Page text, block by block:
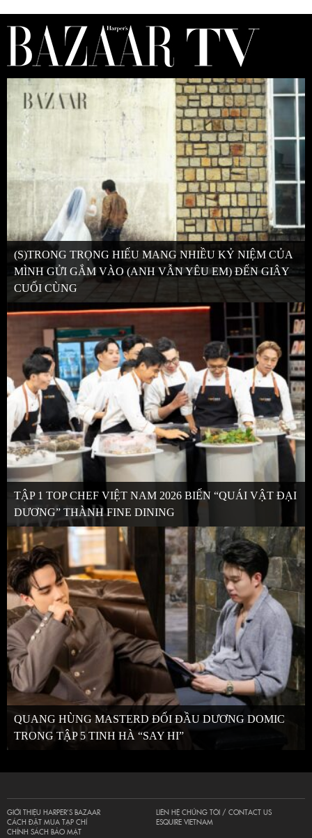
(S)TRONG TRỌNG HIẾU MANG NHIỀU KỶ NIỆM CỦA
MÌNH GỬI GẮM VÀO (ANH VẪN YÊU EM) ĐẾN GIÂY
CUỐI CÙNG
TẬP 1 TOP CHEF VIỆT NAM 2026 BIẾN “QUÁI VẬT ĐẠI
DƯƠNG” THÀNH FINE DINING
QUANG HÙNG MASTERD ĐỐI ĐẦU DƯƠNG DOMIC
TRONG TẬP 5 TINH HÀ “SAY HI”
GIỚI THIỆU HARPER’S BAZAAR
CÁCH ĐẶT MUA TẠP CHÍ
CHÍNH SÁCH BẢO MẬT
LIÊN HỆ CHÚNG TÔI / CONTACT US
ESQUIRE VIETNAM